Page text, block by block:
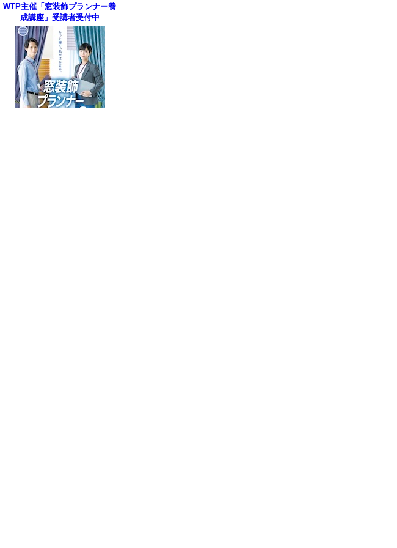
WTP主催「窓装飾プランナー養
成講座」受講者受付中